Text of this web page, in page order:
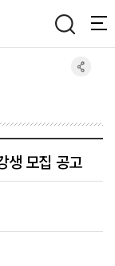
생 모집 공고